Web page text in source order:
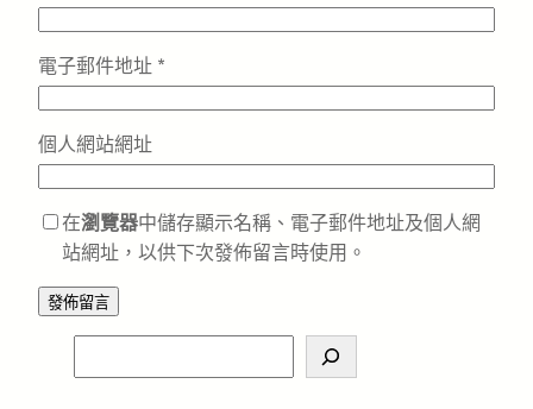
電子郵件地址 *
個人網站網址
在瀏覽器中儲存顯示名稱、電子郵件地址及個人網
站網址，以供下次發佈留言時使用。
e